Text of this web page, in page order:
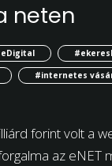
neten
#internetes
forint volt a
az eNET